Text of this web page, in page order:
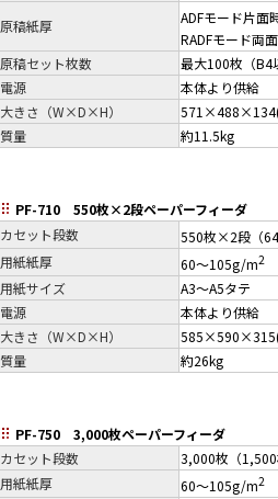
原稿紙厚
ADFモード片
RADFモード両
原稿セット枚数
最大100枚（B4
電源
本体より供給
大きさ（W×D×H）
質量
約11.5kg
PF-710 550枚×2段ペーパーフィーダ
カセット段数
550枚×2段（
用紙紙厚
60～105g/m2
用紙サイズ
A3～A5タテ
電源
本体より供給
大きさ（W×D×H）
質量
約26kg
PF-750 3,000枚ペーパーフィーダ
カセット段数
3,000枚（
用紙紙厚
60～105g/m2